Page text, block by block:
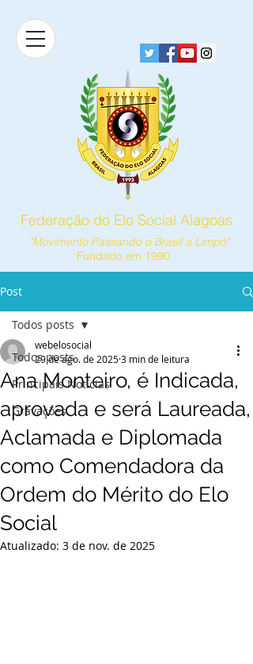
Federação do Elo Social Alagoas
"Movimento Passando o Brasil a Limpo"
Fundado em 1990
Post
Todos posts
Principais Notícias
Gravações
Todos posts
Ana Monteiro, é Indicada,
aprovada e será Laureada,
Aclamada e Diplomada
como Comendadora da
Ordem do Mérito do Elo
Social
webelosocial
29 de ago. de 20253 min de leitura
Atualizado: 3 de nov. de 2025